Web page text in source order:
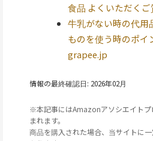
食品 よくいただくご
牛乳がない時の代用
ものを使う時のポ
grapee.jp
情報の最終確認日: 2026年02月
※本記事にはAmazonアソシエイトプ
まれます。
商品を購入された場合、当サイトに